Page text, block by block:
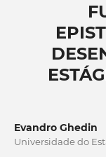
Evandro Ghedin
Universidade do